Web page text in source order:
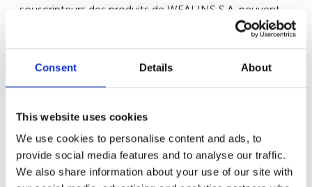
Consent Details About
This website uses cookies
We use cookies to personalise content and ads, to
provide social media features and to analyse our traffic.
We also share information about your use of our site with
souscripteurs des produits de WEALINS S.A. peuvent
investir dans un grand nombre de stratégies et de
profils d’investissement, le plus souvent gérés par des
parfois, dès lors que les dispositions règlementaires des
directement par les
Les décisions d’investissement sont ainsi prises par ces
gestionnaires financiers externes, mandatés par